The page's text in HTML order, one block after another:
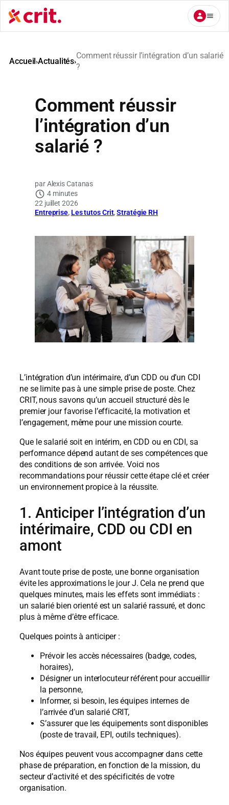
Aller
au
contenu
Accueil›Actualités›
Comment réussir l’intégration d’un salarié
?
Comment réussir
l’intégration d’un
salarié ?
Alexis Catanas
4 minutes
22 juillet 2026
Entreprise, Les tutos Crit, Stratégie RH
L’intégration d’un intérimaire, d’un CDD ou d’un CDI
ne se limite pas à une simple prise de poste. Chez
CRIT, nous savons qu’un accueil structuré dès le
premier jour favorise l’efficacité, la motivation et
l’engagement, même pour une mission courte.
Que le salarié soit en intérim, en CDD ou en CDI, sa
performance dépend autant de ses compétences que
des conditions de son arrivée. Voici nos
recommandations pour réussir cette étape clé et créer
un environnement propice à la réussite.
1. Anticiper l’intégration d’un
intérimaire, CDD ou CDI en
amont
Avant toute prise de poste, une bonne organisation
évite les approximations le jour J. Cela ne prend que
quelques minutes, mais les effets sont immédiats :
un salarié bien orienté est un salarié rassuré, et donc
plus à même d’être efficace.
Quelques points à anticiper :
Prévoir les accès nécessaires (badge, codes,
horaires),
Désigner un interlocuteur référent pour accueillir
la personne,
Informer, si besoin, les équipes internes de
l’arrivée d’un salarié CRIT,
S’assurer que les équipements sont disponibles
(poste de travail, EPI, outils techniques).
Nos équipes peuvent vous accompagner dans cette
phase de préparation, en fonction de la mission, du
secteur d’activité et des spécificités de votre
organisation.